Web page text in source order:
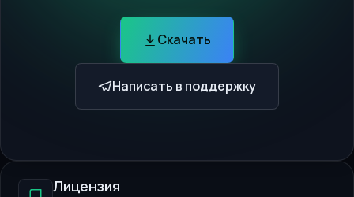
Скачать
Написать в поддержку
Лицензия